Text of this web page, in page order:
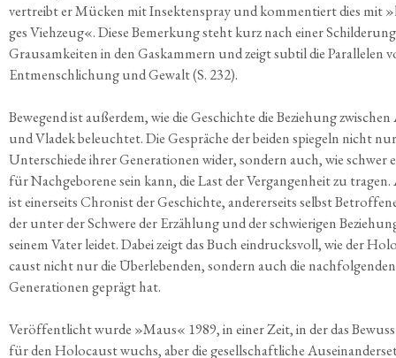
ver­treibt er Mücken mit Insek­ten­spray und kom­men­tiert dies mit
ges Vieh­zeug«. Die­se Bemer­kung steht kurz nach einer
Grau­sam­kei­ten in den Gas­kam­mern und zeigt sub­til die Par­al­le­len
Ent­mensch­li­chung und Gewalt (S. 232).
Bewe­gend ist außer­dem, wie die Geschich­te die Bezie­hung
und Vla­dek beleuch­tet. Die Gesprä­che der bei­den spie­geln nicht
Unter­schie­de ihrer Gene­ra­tio­nen wider, son­dern auch, wie schwer
für Nach­ge­bo­re­ne sein kann, die Last der Ver­gan­gen­heit zu
ist einer­seits Chro­nist der Geschich­te, ande­rer­seits selbst
der unter der Schwe­re der Erzäh­lung und der schwie­ri­gen
sei­nem Vater lei­det. Dabei zeigt das Buch ein­drucks­voll, wie der
caust nicht nur die Über­le­ben­den, son­dern auch die nach­fol­gen­den
Gene­ra­tio­nen geprägt hat.
Ver­öf­fent­licht wur­de »Maus« 1989, in einer Zeit, in der das
für den Holo­caust wuchs, aber die gesell­schaft­li­che